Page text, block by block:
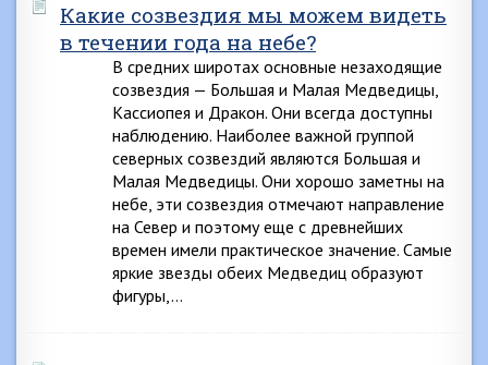
Какие созвездия мы можем видеть
в течении года на небе?
В средних широтах основные незаходящие
созвездия — Большая и Малая Медведицы,
Кассиопея и Дракон. Они всегда доступны
наблюдению. Наиболее важной группой
северных созвездий являются Большая и
Малая Медведицы. Они хорошо заметны на
небе, эти созвездия отмечают направление
на Север и поэтому еще с древнейших
времен имели практическое значение. Самые
яркие звезды обеих Медведиц образуют
фигуры,…